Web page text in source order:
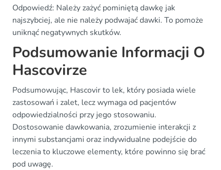
Odpowiedź: Należy zażyć pominiętą dawkę jak
najszybciej, ale nie należy podwajać dawki. To pomoże
uniknąć negatywnych skutków.
Podsumowanie Informacji O
Hascovirze
Podsumowując, Hascovir to lek, który posiada wiele
zastosowań i zalet, lecz wymaga od pacjentów
odpowiedzialności przy jego stosowaniu.
Dostosowanie dawkowania, zrozumienie interakcji z
innymi substancjami oraz indywidualne podejście do
leczenia to kluczowe elementy, które powinno się brać
pod uwagę.